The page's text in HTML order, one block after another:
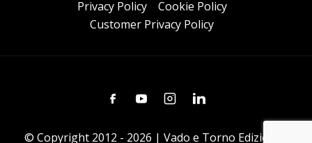
Privacy Policy
Cookie Policy
Customer Privacy Policy
FacebookYoutubeInstagramLinkedin
© Copyright 2012 - 2026 | Vado e Torno Edizioni |